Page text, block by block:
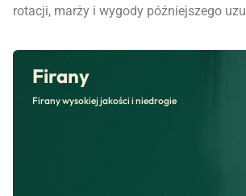
rotacji, marży i wygody późniejszego
Firany
Firany wysokiej jakości i niedrogie